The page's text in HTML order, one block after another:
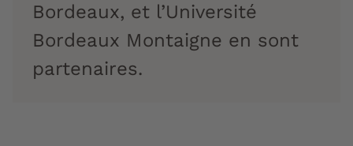
Bordeaux, et l’Université
Bordeaux Montaigne en sont
partenaires.